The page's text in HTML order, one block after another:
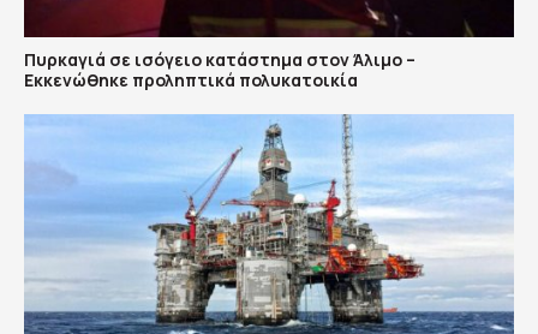
Πυρκαγιά σε ισόγειο κατάστημα στον Άλιμο –
Εκκενώθηκε προληπτικά πολυκατοικία